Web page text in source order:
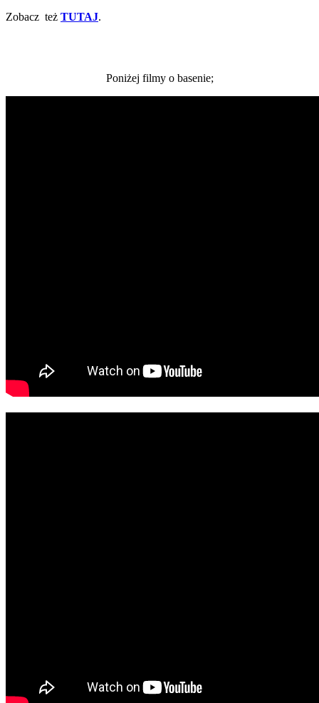
Zobacz też TUTAJ.
Poniżej filmy o basenie;